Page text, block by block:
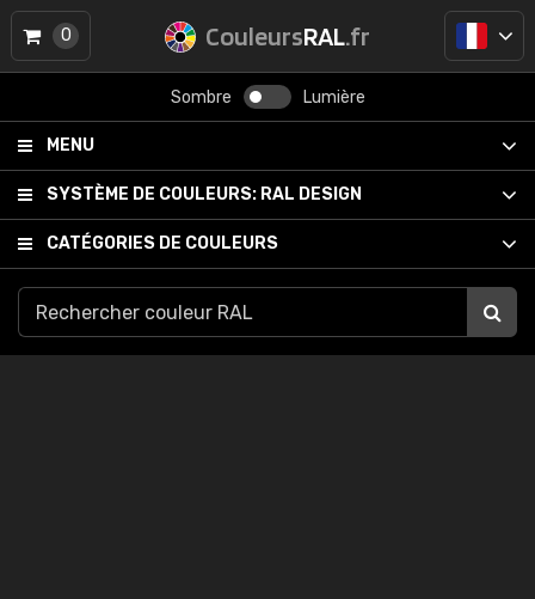
CouleursRAL.fr
Sombre Lumière
MENU
SYSTÈME DE COULEURS: RAL DESIGN
CATÉGORIES DE COULEURS
0